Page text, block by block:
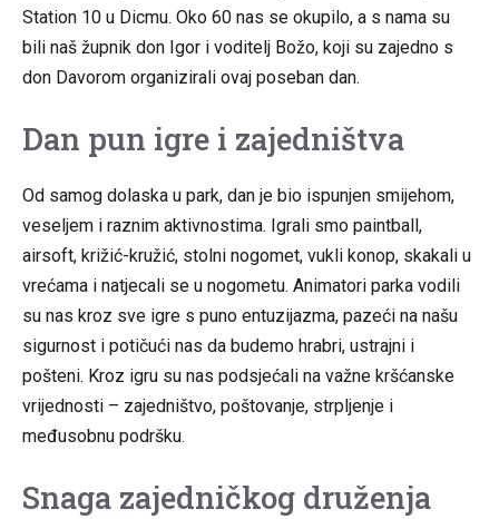
Station 10 u Dicmu. Oko 60 nas se okupilo, a s nama su
bili naš župnik don Igor i voditelj Božo, koji su zajedno s
don Davorom organizirali ovaj poseban dan.
Dan pun igre i zajedništva
Od samog dolaska u park, dan je bio ispunjen smijehom,
veseljem i raznim aktivnostima. Igrali smo paintball,
airsoft, križić-kružić, stolni nogomet, vukli konop, skakali u
vrećama i natjecali se u nogometu. Animatori parka vodili
su nas kroz sve igre s puno entuzijazma, pazeći na našu
sigurnost i potičući nas da budemo hrabri, ustrajni i
pošteni. Kroz igru su nas podsjećali na važne kršćanske
vrijednosti – zajedništvo, poštovanje, strpljenje i
međusobnu podršku.
Snaga zajedničkog druženja